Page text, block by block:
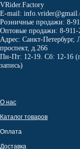
VRider.Factory
E-mail:
Розничные продажи: 8-
Оптовые продажи: 8-911-
Адрес: Санкт-Петербург,
проспект, д.266
Пн-Пт: 12-19. Сб: 12-16
запись)
О нас
Каталог товаров
Оплата
Доставка